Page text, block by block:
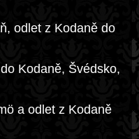
odlet z Kodaně do
Kodaně, Švédsko,
a odlet z Kodaně